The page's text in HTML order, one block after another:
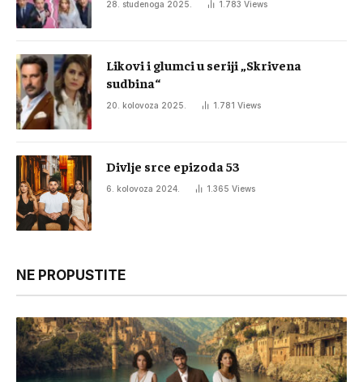
28. studenoga 2025. 1.783 Views
Likovi i glumci u seriji „Skrivena
sudbina“
20. kolovoza 2025. 1.781 Views
Divlje srce epizoda 53
6. kolovoza 2024. 1.365 Views
NE PROPUSTITE